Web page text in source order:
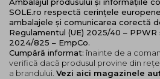
SOLE.ro respectă cerințele
ambalajele și comunicarea corectă
Regulamentul (UE) 2025/40 – PPWR
2024/825 – EmpCo.
Cumpără informat: înainte de a
verifică dacă produsul provine din
a brandului. Vezi aici magazinele